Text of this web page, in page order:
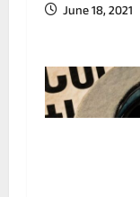
June 18, 2021